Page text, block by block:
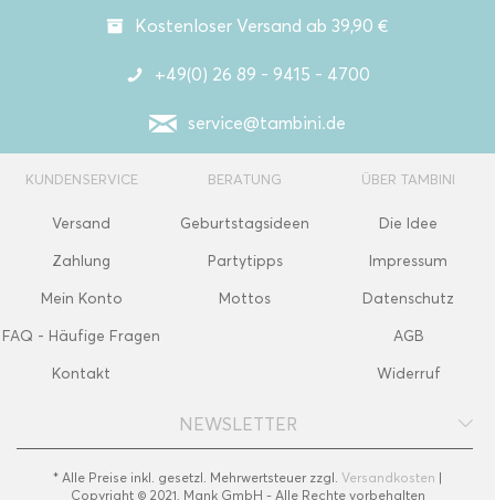
Kostenloser Versand ab 39,90 €
+49(0) 26 89 - 9415 - 4700
service@tambini.de
KUNDENSERVICE
Versand
Zahlung
Mein Konto
FAQ - Häufige Fragen
Kontakt
BERATUNG
Geburtstagsideen
Partytipps
Mottos
ÜBER TAMBINI
Die Idee
Impressum
Datenschutz
AGB
Widerruf
NEWSLETTER
* Alle Preise inkl. gesetzl. Mehrwertsteuer zzgl. Versandkosten |
Copyright © 2021, Mank GmbH - Alle Rechte vorbehalten